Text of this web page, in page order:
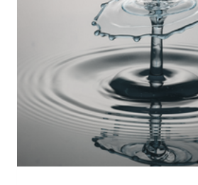
LES
COÛTS
LIÉS
À
LA
CONSOMMATION
D’ALCOOL